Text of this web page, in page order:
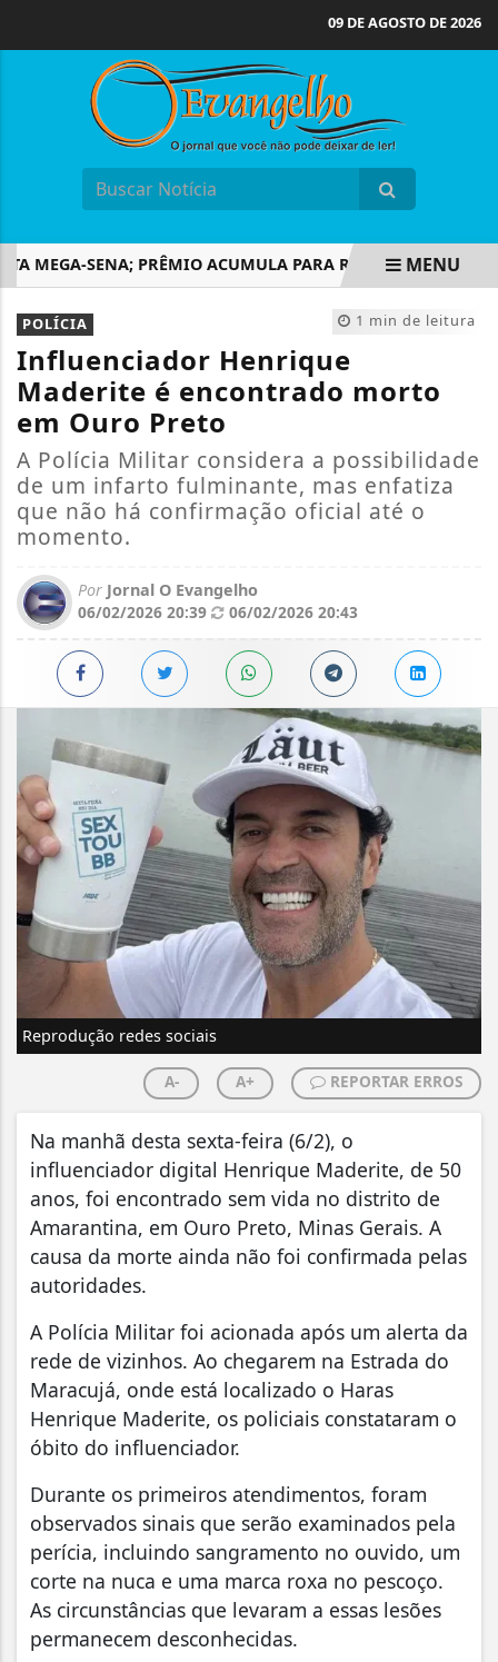
09 DE AGOSTO DE 2026
SENA; PRÊMIO ACUMULA PARA R$ 165 MILHÕES
EM ALTA
MENU
1 min de leitura
POLÍCIA
Influenciador Henrique
Maderite é encontrado morto
em Ouro Preto
A Polícia Militar considera a possibilidade
de um infarto fulminante, mas enfatiza
que não há confirmação oficial até o
momento.
Por Jornal O Evangelho
06/02/2026 20:39
06/02/2026 20:43
Reprodução redes sociais
A- A+ REPORTAR ERROS
Na manhã desta sexta-feira (6/2), o
influenciador digital Henrique Maderite, de 50
anos, foi encontrado sem vida no distrito de
Amarantina, em Ouro Preto, Minas Gerais. A
causa da morte ainda não foi confirmada pelas
autoridades.
A Polícia Militar foi acionada após um alerta da
rede de vizinhos. Ao chegarem na Estrada do
Maracujá, onde está localizado o Haras
Henrique Maderite, os policiais constataram o
óbito do influenciador.
Durante os primeiros atendimentos, foram
observados sinais que serão examinados pela
perícia, incluindo sangramento no ouvido, um
corte na nuca e uma marca roxa no pescoço.
As circunstâncias que levaram a essas lesões
permanecem desconhecidas.